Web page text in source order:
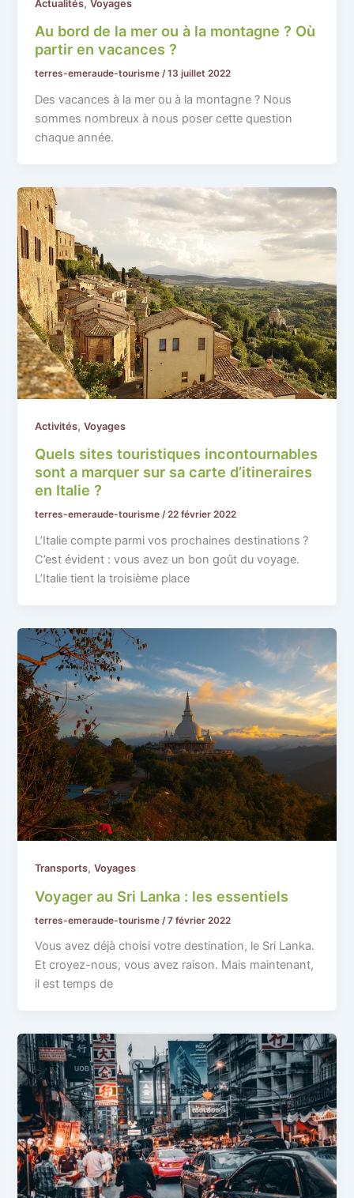
Actualités,Voyages
Au bord de la mer ou à la montagne ? Où
partir en vacances ?
terres-emeraude-tourisme/13 juillet 2022
Des vacances à la mer ou à la montagne ? Nous
sommes nombreux à nous poser cette question
chaque année.
Activités,Voyages
Quels sites touristiques incontournables
sont a marquer sur sa carte d’itineraires
en Italie ?
terres-emeraude-tourisme/22 février 2022
L’Italie compte parmi vos prochaines destinations ?
C’est évident : vous avez un bon goût du voyage.
L’Italie tient la troisième place
Transports,Voyages
Voyager au Sri Lanka : les essentiels
terres-emeraude-tourisme /7 février 2022
Vous avez déjà choisi votre destination, le Sri Lanka.
Et croyez-nous, vous avez raison. Mais maintenant,
il est temps de